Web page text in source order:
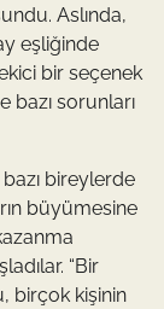
Aslında,
eşliğinde
bir seçenek
bazı sorunları
bireylerde
büyümesine
“Bir
birçok kişinin